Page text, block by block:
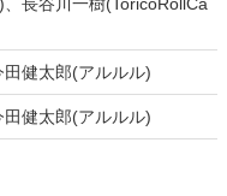
健太郎(アルルル)
健太郎(アルルル)